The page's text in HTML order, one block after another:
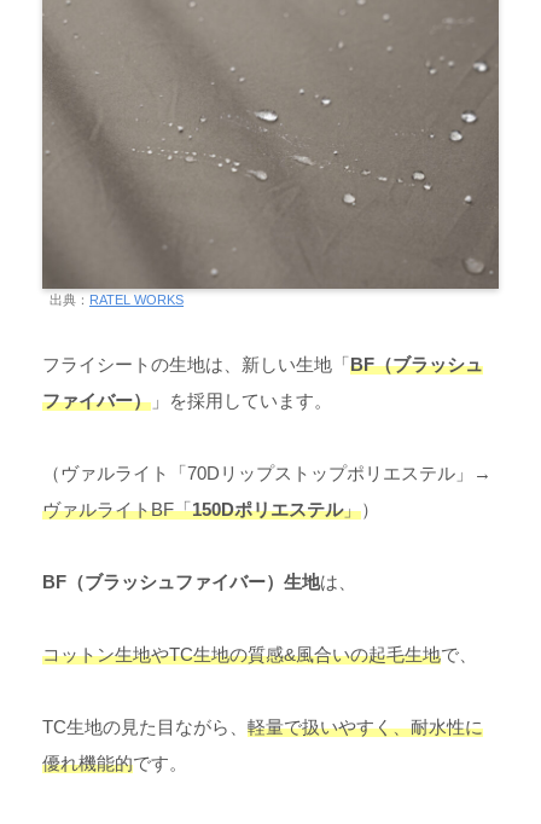
出典： RATEL WORKS
フライシートの生地は、新しい生地「BF（ブラッシュ
ファイバー） 」を採用しています。
（ヴァルライト「70Dリップストップポリエステル」→
ヴァルライトBF「150Dポリエステル」）
BF（ブラッシュファイバー）生地は、
コットン生地やTC生地の質感&風合いの起毛生地で、
TC生地の見た目ながら、 軽量で扱いやすく、耐水性に
優れ機能的です。